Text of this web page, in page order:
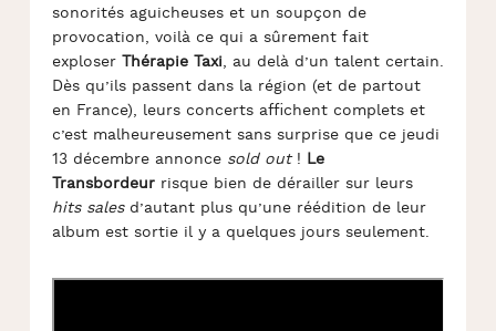
sonorités aguicheuses et un soupçon de
provocation, voilà ce qui a sûrement fait
exploser Thérapie Taxi, au delà d’un talent certain.
Dès qu’ils passent dans la région (et de partout
en France), leurs concerts affichent complets et
c’est malheureusement sans surprise que ce jeudi
13 décembre annonce sold out ! Le
Transbordeur risque bien de dérailler sur leurs
hits salesd’autant plus qu’une réédition de leur
album est sortie il y a quelques jours seulement.